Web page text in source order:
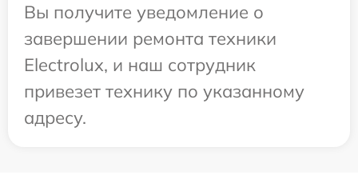
Вы получите уведомление о
завершении ремонта техники
Electrolux, и наш сотрудник
привезет технику по указанному
адресу.